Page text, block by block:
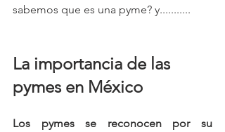
sabemos que es una pyme? y...........
La importancia de las
pymes en México
Los pymes se reconocen por su